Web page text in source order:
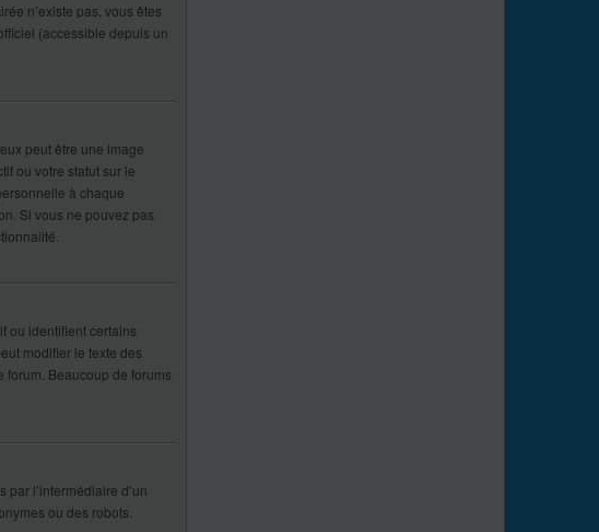
n’existe pas, vous êtes
(accessible depuis un
peut être une image
ou votre statut sur le
à chaque
Si vous ne pouvez pas
ou identifient certains
modifier le texte des
forum. Beaucoup de forums
l’intermédiaire d’un
ou des robots.